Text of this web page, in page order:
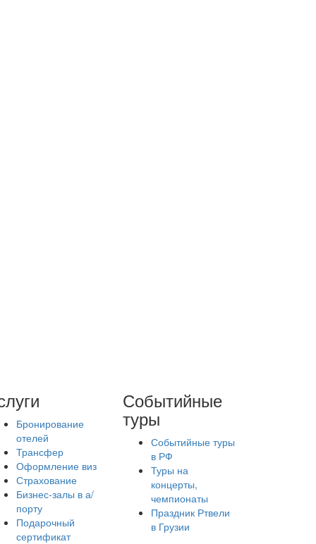
Бронирование
отелей
Трансфер
Оформление виз
Страхование
Бизнес-залы в а/
порту
Подарочный
сертификат
Событийные
туры
Событийные туры
в РФ
Туры на
концерты,
чемпионаты
Праздник Ртвели
в Грузии